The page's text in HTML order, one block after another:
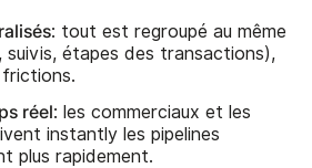
: tout est regroupé au même
suivis, étapes des transactions),
réel: les commerciaux et les
instantly les pipelines
plus rapidement.